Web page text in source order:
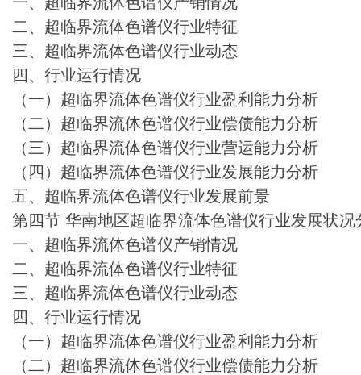
二、超临界流体色谱仪行业特征
三、超临界流体色谱仪行业动态
四、行业运行情况
（一）超临界流体色谱仪行业盈利能力分析
（二）超临界流体色谱仪行业偿债能力分析
（三）超临界流体色谱仪行业营运能力分析
（四）超临界流体色谱仪行业发展能力分析
五、超临界流体色谱仪行业发展前景
第四节 华南地区超临界流体色谱仪行业发展状
一、超临界流体色谱仪产销情况
二、超临界流体色谱仪行业特征
三、超临界流体色谱仪行业动态
四、行业运行情况
（一）超临界流体色谱仪行业盈利能力分析
（二）超临界流体色谱仪行业偿债能力分析